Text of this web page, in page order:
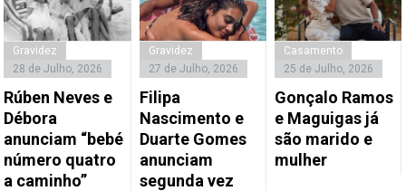
Gravidez
28 de Julho, 2026
Rúben Neves e
Débora
anunciam “bebé
número quatro
a caminho”
Gravidez
27 de Julho, 2026
Filipa
Nascimento e
Duarte Gomes
anunciam
segunda vez
Casamento
25 de Julho, 2026
Gonçalo Ramos
e Maguigas já
são marido e
mulher